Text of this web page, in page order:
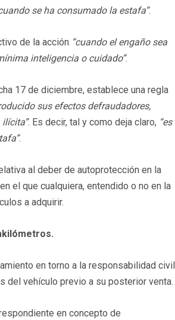
se ha consumado la estafa”.
de la acción “cuando el engaño sea
inteligencia o cuidado”.
17 de diciembre, establece una regla
sus efectos defraudadores,
. Es decir, tal y como deja claro, “es
.
al deber de autoprotección en la
el que cualquiera, entendido o no en la
a adquirir.
en torno a la responsabilidad civil
del vehículo previo a su posterior venta.
en concepto de